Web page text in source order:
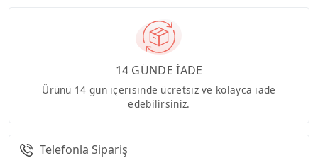
14 GÜNDE İADE
Ürünü 14 gün içerisinde ücretsiz ve kolayca iade
edebilirsiniz.
Telefonla Sipariş